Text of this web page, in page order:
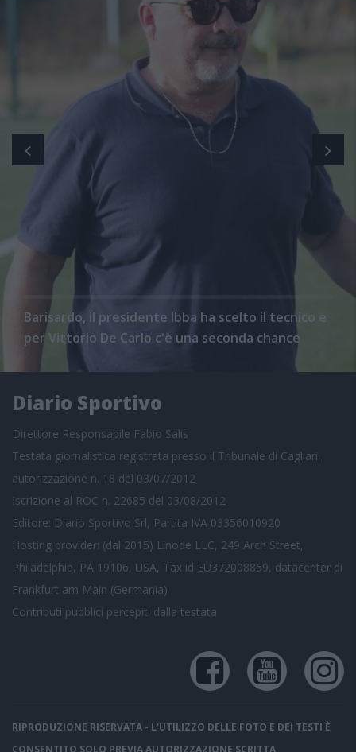
Barisardo, il presidente Ibba ha scelto il tecnico e
per Vittorio De Carlo c'è una seconda chance
Diario Sportivo
Direttore Responsabile Fabio Salis
Testata giornalistica registrata presso il Tribunale di Cagliari,
autorizzazione n. 18 del 03/07/2012
Iscrizione al ROC n. 22685 del 03/08/2012
Editore: Diario Sportivo Srl, Partita IVA 03356010920
Hosting provider: (dal 2015) Linode LLC, 249 Arch Street,
Philadelphia, PA 19106, USA, Tax id EU372008859, datacenter di
Frankfurt am Main (Germania)
Contributi pubblici percepiti dalla testata
RIPRODUZIONE RISERVATA - L'UTILIZZO DELLE FOTO E DEI TESTI È
CONSENTITO SOLO PREVIA AUTORIZZAZIONE SCRITTA